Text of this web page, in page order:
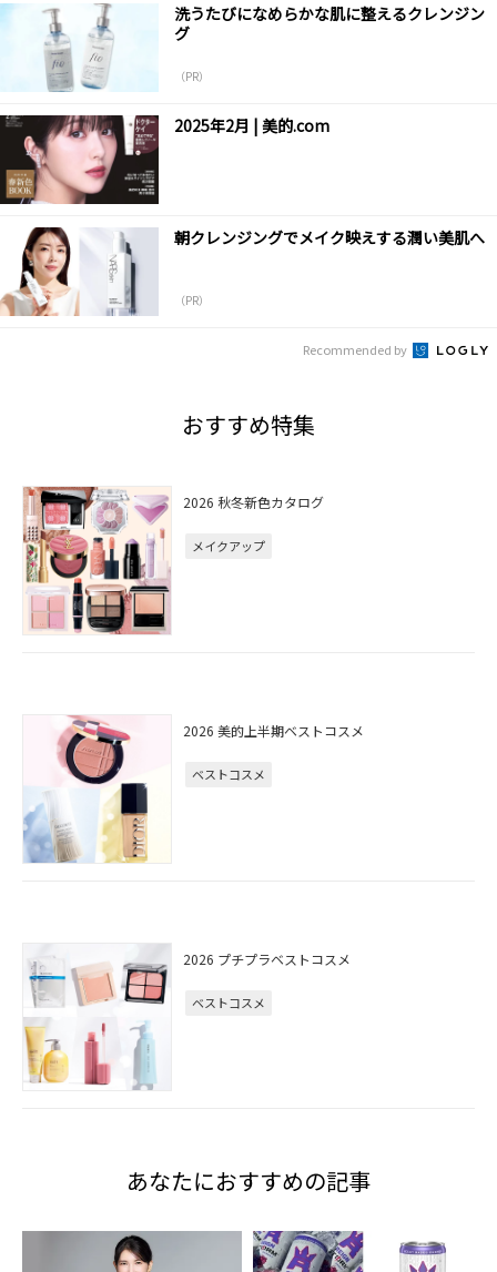
洗うたびになめらかな肌に整えるクレンジン
グ
（PR）
2025年2月 | 美的.com
朝クレンジングでメイク映えする潤い美肌へ
（PR）
Recommended by
おすすめ特集
2026 秋冬新色カタログ
メイクアップ
2026 美的上半期ベストコスメ
ベストコスメ
2026 プチプラベストコスメ
ベストコスメ
あなたにおすすめの記事